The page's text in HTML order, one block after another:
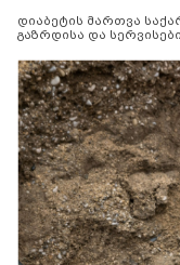
დიაბეტის მართვა
გაზრდისა და